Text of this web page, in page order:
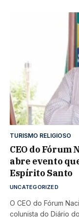
TURISMO RELIGIOSO
CEO do Fórum
abre evento
Espírito Santo
UNCATEGORIZED
O CEO do Fórum
colunista do Diário